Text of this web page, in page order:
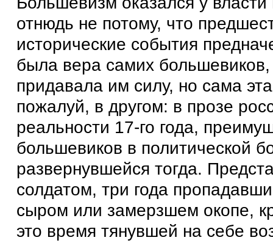
отнюдь не потому, что
исторические события
была вера самих большевиков,
придавала им силу, но сама
пожалуй, в другом: в прозе
реальности 17-го года,
большевиков в политической
развернувшейся тогда.
солдатом, три года
сыром или замерзшем окопе,
это время тянувшей на себе